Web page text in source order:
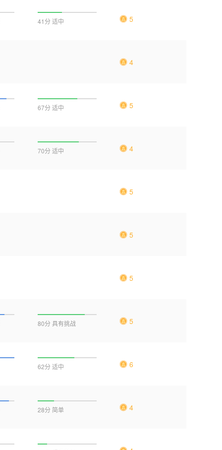
41分 适中 5
4
67分 适中 5
70分 适中 4
5
5
5
80分 具有挑战 5
62分 适中 6
28分 简单 4